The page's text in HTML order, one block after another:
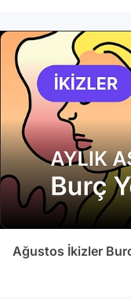
Ağustos İkizler